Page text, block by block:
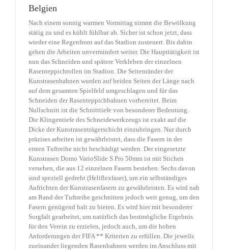
Belgien
Nach einem sonnig warmen Vormittag nimmt die Bewölkung
stätig zu und es kühlt fühlbar ab. Sicher ist schon jetzt, dass
wieder eine Regenfront auf das Stadion zusteuert. Bis dahin
gehen die Arbeiten unvermindert weiter. Die Haupttätigkeit ist
nun das Schneiden und spätere Verkleben der einzelnen
Rasenteppichrollen im Stadion. Die Seitenränder der
Kunstrasenbahnen wurden auf beiden Seiten der Länge nach
auf dem gesamten Spielfeld umgeschlagen und für das
Schneiden der Rasenteppichbahnen vorbereitet. Beim
Nullschnitt ist die Schnitttiefe von besonderer Bedeutung.
Die Klingentiefe des Schneidewerkzeugs ist exakt auf die
Dicke der Kunstrasenträgerschicht einzubringen. Nur durch
präzises arbeiten ist gewährleistet, dass die Fasern in der
ersten Tuftreihe nicht beschädigt werden. Der eingesetzte
Kunstrasen Domo VarioSlide S Pro 50mm ist mit Stichen
versehen, die aus 12 einzelnen Fasern bestehen. Sechs davon
sind speziell gedreht (Heliflexfaser), um ein selbständiges
Aufrichten der Kunstrasenfasern zu gewährleisten. Es wird nah
am Rand der Tuftreihe geschnitten jedoch weit genug, um den
Fasern genügend halt zu bieten. Es wird hier mit besonderer
Sorgfalt gearbeitet, um natürlich das bestmögliche Ergebnis
für den Verein zu erzielen, jedoch auch, um die hohen
Anforderungen der FIFA ** Kriterien zu erfüllen. Die jeweils
zueinander liegenden Rasenbahnen werden im Anschluss mit